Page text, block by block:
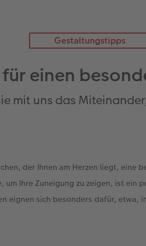
Gestaltungstipps
einen
mit uns das
der Ihnen am Herzen liegt, eine
um Ihre Zuneigung zu zeigen, ist ein
eignen sich besonders dafür, etwa,